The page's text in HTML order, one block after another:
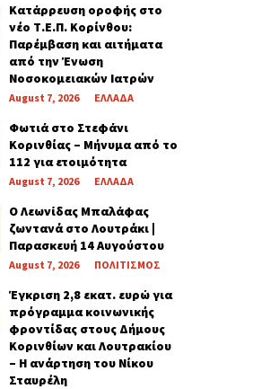
Κατάρρευση οροφής στο
νέο Τ.Ε.Π. Κορίνθου:
Παρέμβαση και αιτήματα
από την Ένωση
Νοσοκομειακών Ιατρών
August 7, 2026 ΕΛΛΑΔΑ
Φωτιά στο Στεφάνι
Κορινθίας – Μήνυμα από το
112 για ετοιμότητα
August 7, 2026 ΕΛΛΑΔΑ
Ο Λεωνίδας Μπαλάφας
ζωντανά στο Λουτράκι |
Παρασκευή 14 Αυγούστου
August 7, 2026 ΠΟΛΙΤΙΣΜΟΣ
Έγκριση 2,8 εκατ. ευρώ για
πρόγραμμα κοινωνικής
φροντίδας στους Δήμους
Κορινθίων και Λουτρακίου
– Η ανάρτηση του Νίκου
Σταυρέλη